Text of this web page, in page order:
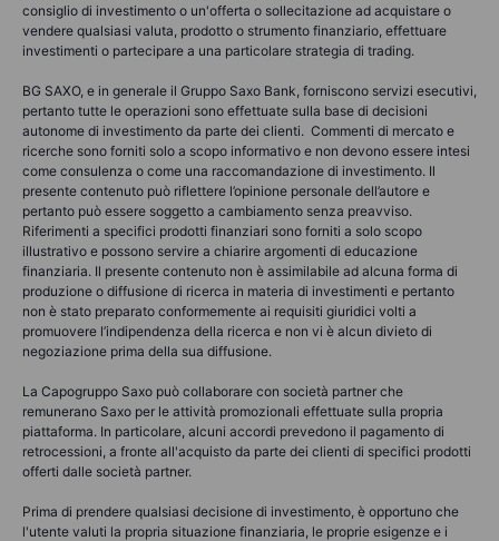
consiglio di investimento o un'offerta o sollecitazione ad acquistare o
vendere qualsiasi valuta, prodotto o strumento finanziario, effettuare
investimenti o partecipare a una particolare strategia di trading.
BG SAXO, e in generale il Gruppo Saxo Bank, forniscono servizi esecutivi,
pertanto tutte le operazioni sono effettuate sulla base di decisioni
autonome di investimento da parte dei clienti. Commenti di mercato e
ricerche sono forniti solo a scopo informativo e non devono essere intesi
come consulenza o come una raccomandazione di investimento. Il
presente contenuto può riflettere l’opinione personale dell’autore e
pertanto può essere soggetto a cambiamento senza preavviso.
Riferimenti a specifici prodotti finanziari sono forniti a solo scopo
illustrativo e possono servire a chiarire argomenti di educazione
finanziaria. Il presente contenuto non è assimilabile ad alcuna forma di
produzione o diffusione di ricerca in materia di investimenti e pertanto
non è stato preparato conformemente ai requisiti giuridici volti a
promuovere l’indipendenza della ricerca e non vi è alcun divieto di
negoziazione prima della sua diffusione.
La Capogruppo Saxo può collaborare con società partner che
remunerano Saxo per le attività promozionali effettuate sulla propria
piattaforma. In particolare, alcuni accordi prevedono il pagamento di
retrocessioni, a fronte all'acquisto da parte dei clienti di specifici prodotti
offerti dalle società partner.
Prima di prendere qualsiasi decisione di investimento, è opportuno che
l'utente valuti la propria situazione finanziaria, le proprie esigenze e i